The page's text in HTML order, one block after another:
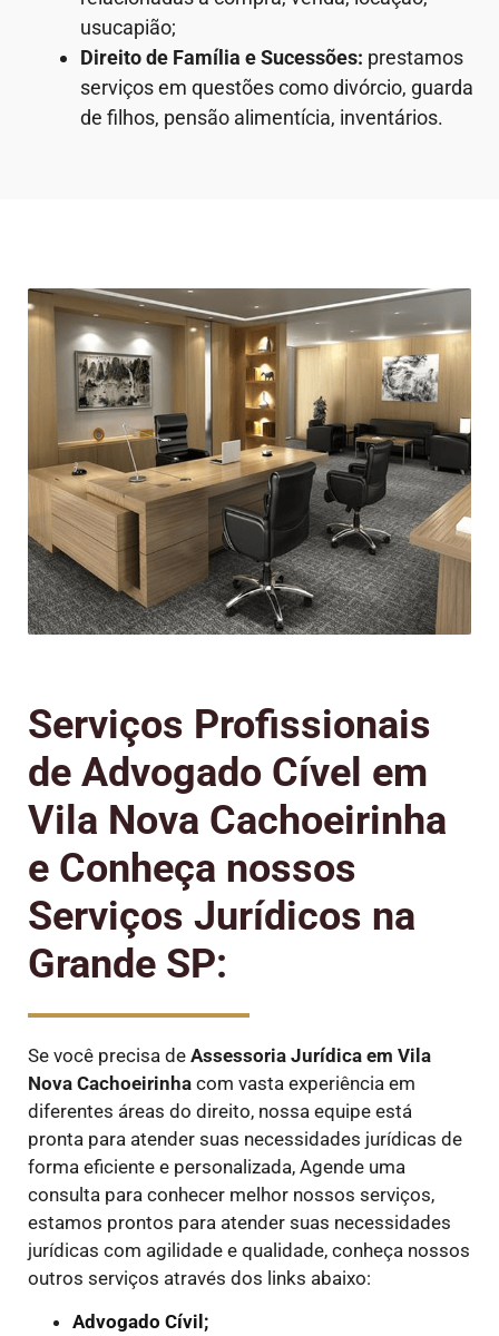
usucapião;
Direito de Família e Sucessões: prestamos
serviços em questões como divórcio, guarda
de filhos, pensão alimentícia, inventários.
Serviços Profissionais
de Advogado Cível em
Vila Nova Cachoeirinha
e Conheça nossos
Serviços Jurídicos na
Grande SP:
Se você precisa de Assessoria Jurídica em Vila
Nova Cachoeirinha com vasta experiência em
diferentes áreas do direito, nossa equipe está
pronta para atender suas necessidades jurídicas de
forma eficiente e personalizada, Agende uma
consulta para conhecer melhor nossos serviços,
estamos prontos para atender suas necessidades
jurídicas com agilidade e qualidade, conheça nossos
outros serviços através dos links abaixo:
Advogado Cívil;